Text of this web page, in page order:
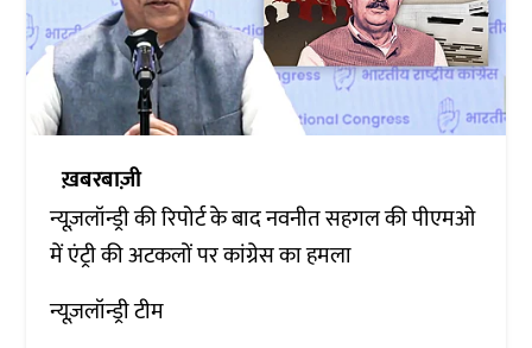
ख़बरबाज़ी
न्यूज़लॉन्ड्री की रिपोर्ट के बाद नवनीत सहगल की पीएमओ
में एंट्री की अटकलों पर कांग्रेस का हमला
न्यूज़लॉन्ड्री टीम